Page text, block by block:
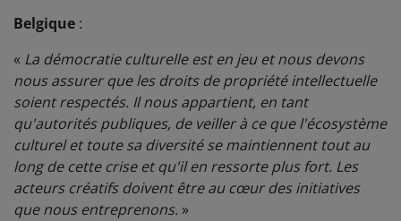
Belgique :
« La démocratie culturelle est en jeu et nous devons
nous assurer que les droits de propriété intellectuelle
soient respectés. Il nous appartient, en tant
qu'autorités publiques, de veiller à ce que l'écosystème
culturel et toute sa diversité se maintiennent tout au
long de cette crise et qu'il en ressorte plus fort. Les
acteurs créatifs doivent être au cœur des initiatives
que nous entreprenons. »